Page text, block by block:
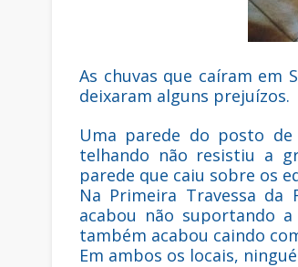
As chuvas que caíram em
deixaram alguns prejuízos.
Uma parede do posto
telhando não resistiu a
parede que caiu sobre os
Na Primeira Travessa
acabou não suportando
também acabou caindo
Em ambos os locais,